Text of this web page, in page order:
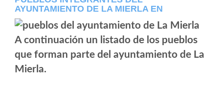
AYUNTAMIENTO DE LA MIERLA EN
A continuación un listado de los pueblos
que forman parte del ayuntamiento de La
Mierla.